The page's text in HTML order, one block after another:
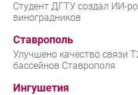
Студент ДГТУ создал ИИ-
виноградников
Ставрополь
Улучшено качество связи
бассейнов Ставрополя
Ингушетия